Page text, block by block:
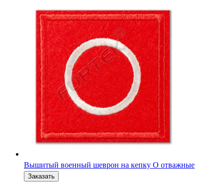
Вышитый военный шеврон-флажок V полевой 6 x 4 см